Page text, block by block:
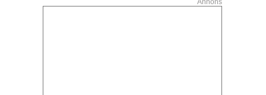
Annons